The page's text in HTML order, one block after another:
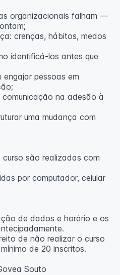
de não realizar o curso
de 20 inscritos.
organizacionais falham —
crenças, hábitos, medos
identificá-los antes que
pessoas em
na adesão à
uma mudança com
são realizadas com
por computador, celular
de dados e horário e os
de não realizar o curso
de 20 inscritos.
Souto